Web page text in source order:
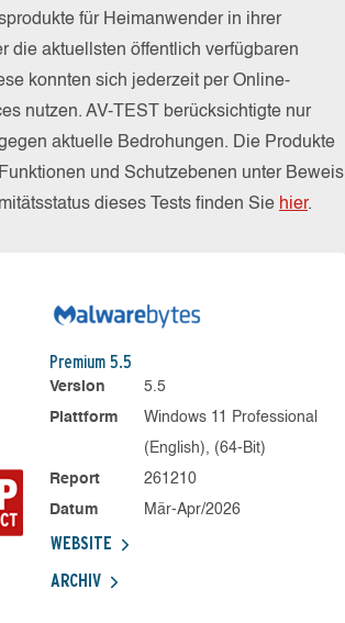
für Heimanwender in ihrer
die aktuellsten öffentlich verfügbaren
konnten sich jederzeit per Online-
nutzen. AV-TEST berücksichtigte nur
aktuelle Bedrohungen. Die Produkte
und Schutzebenen unter Beweis
dieses Tests finden Sie hier.
Premium 5.5
Version
5.5
Plattform
Windows 11 Professional
(English), (64-Bit)
Report
261210
Datum
Mär-Apr/2026
WEBSITE
ARCHIV